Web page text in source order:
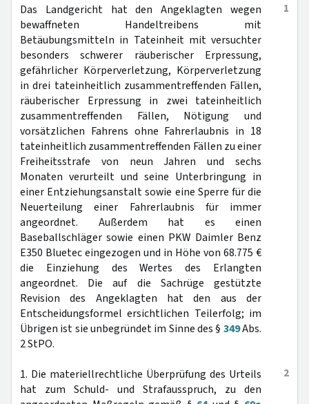
1
Das Landgericht hat den Angeklagten wegen
bewaffneten Handeltreibens mit
Betäubungsmitteln in Tateinheit mit versuchter
besonders schwerer räuberischer Erpressung,
gefährlicher Körperverletzung, Körperverletzung
in drei tateinheitlich zusammentreffenden Fällen,
räuberischer Erpressung in zwei tateinheitlich
zusammentreffenden Fällen, Nötigung und
vorsätzlichen Fahrens ohne Fahrerlaubnis in 18
tateinheitlich zusammentreffenden Fällen zu einer
Freiheitsstrafe von neun Jahren und sechs
Monaten verurteilt und seine Unterbringung in
einer Entziehungsanstalt sowie eine Sperre für die
Neuerteilung einer Fahrerlaubnis für immer
angeordnet. Außerdem hat es einen
Baseballschläger sowie einen PKW Daimler Benz
E350 Bluetec eingezogen und in Höhe von 68.775 €
die Einziehung des Wertes des Erlangten
angeordnet. Die auf die Sachrüge gestützte
Revision des Angeklagten hat den aus der
Entscheidungsformel ersichtlichen Teilerfolg; im
Übrigen ist sie unbegründet im Sinne des § 349Abs.
2 StPO.
2
1. Die materiellrechtliche Überprüfung des Urteils
hat zum Schuld- und Strafausspruch, zu den